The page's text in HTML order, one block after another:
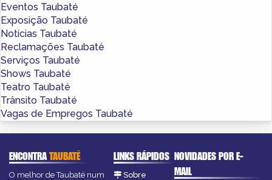
Eventos Taubaté
Exposição Taubaté
Notícias Taubaté
Reclamações Taubaté
Serviços Taubaté
Shows Taubaté
Teatro Taubaté
Trânsito Taubaté
Vagas de Empregos Taubaté
ENCONTRATAUBATÉ
O melhor de Taubaté num
LINKS RÁPIDOS
Sobre
NOVIDADES POR E-
MAIL